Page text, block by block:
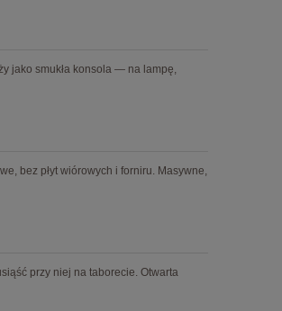
jako smukła konsola — na lampę,
bez płyt wiórowych i forniru. Masywne,
przy niej na taborecie. Otwarta